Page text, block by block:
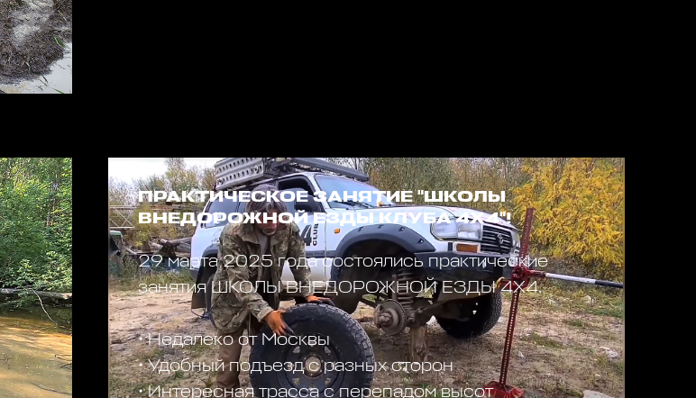
ПРАКТИЧЕСКОЕ ЗАНЯТИЕ "ШКОЛЫ
ВНЕДОРОЖНОЙ ЕЗДЫ КЛУБА 4Х4"!
29 марта 2025 года состоялись практические
занятия ШКОЛЫ ВНЕДОРОЖНОЙ ЕЗДЫ 4Х4.
• Недалеко от Москвы
• Удобный подъезд с разных сторон
• Интересная трасса с перепадом высот